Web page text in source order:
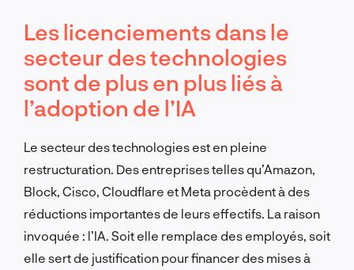
Les licenciements dans le
secteur des technologies
sont de plus en plus liés à
l’adoption de l’IA
Le secteur des technologies est en pleine
restructuration. Des entreprises telles qu’Amazon,
Block, Cisco, Cloudflare et Meta procèdent à des
réductions importantes de leurs effectifs. La raison
invoquée : l’IA. Soit elle remplace des employés, soit
elle sert de justification pour financer des mises à